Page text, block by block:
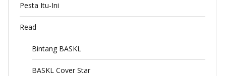
Pesta Itu-Ini
Read
Bintang BASKL
BASKL Cover Star